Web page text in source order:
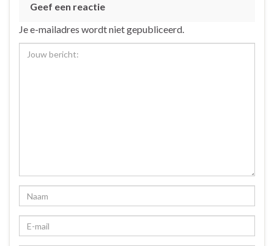
Geef een reactie
Je e-mailadres wordt niet gepubliceerd.